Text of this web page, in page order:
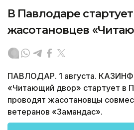
В Павлодаре
жасотановцев
ПАВЛОДАР. 1 августа.
«Читающий двор» стартует в
проводят жасотановцы
ветеранов «Замандас».